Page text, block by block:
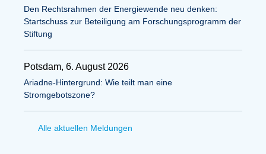
Den Rechtsrahmen der Energiewende neu denken:
Startschuss zur Beteiligung am Forschungsprogramm der
Stiftung
Potsdam, 6. August 2026
Ariadne-Hintergrund: Wie teilt man eine
Stromgebotszone?
Alle aktuellen Meldungen